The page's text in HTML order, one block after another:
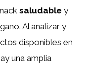
saludable y
Al analizar y
disponibles en
una amplia